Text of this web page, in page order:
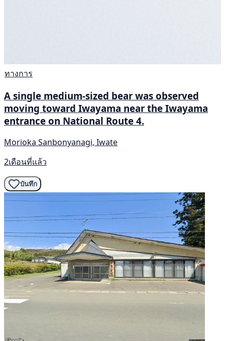
ทางการ
A single medium-sized bear was observed
moving toward Iwayama near the Iwayama
entrance on National Route 4.
Morioka Sanbonyanagi, Iwate
2เดือนที่แล้ว
บันทึก